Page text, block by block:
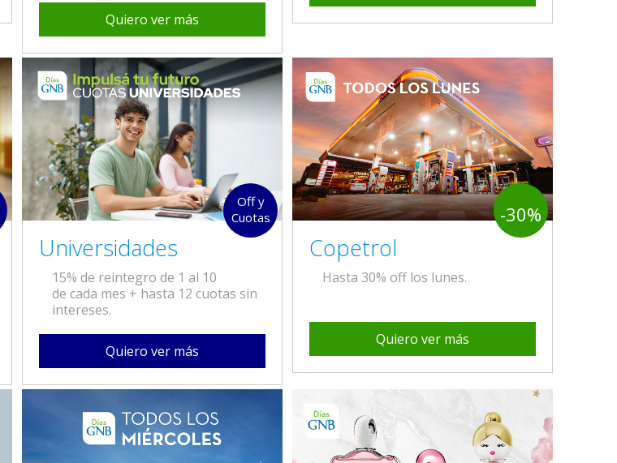
Quiero ver más
Off y
Cuotas
Universidades
15% de reintegro de 1 al 10
de cada mes + hasta 12 cuotas sin
intereses.
Quiero ver más
-30%
Copetrol
Hasta 30% off los lunes.
Quiero ver más